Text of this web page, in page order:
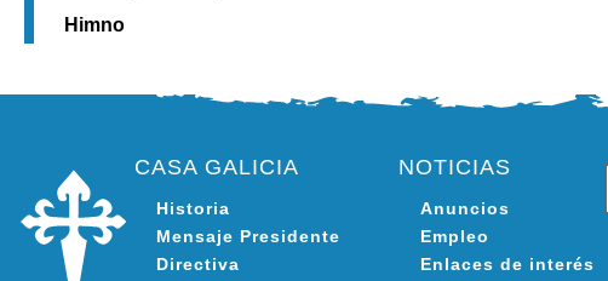
Himno
CASA GALICIA
Historia
Mensaje Presidente
Directiva
NOTICIAS
Anuncios
Empleo
Enlaces de interés